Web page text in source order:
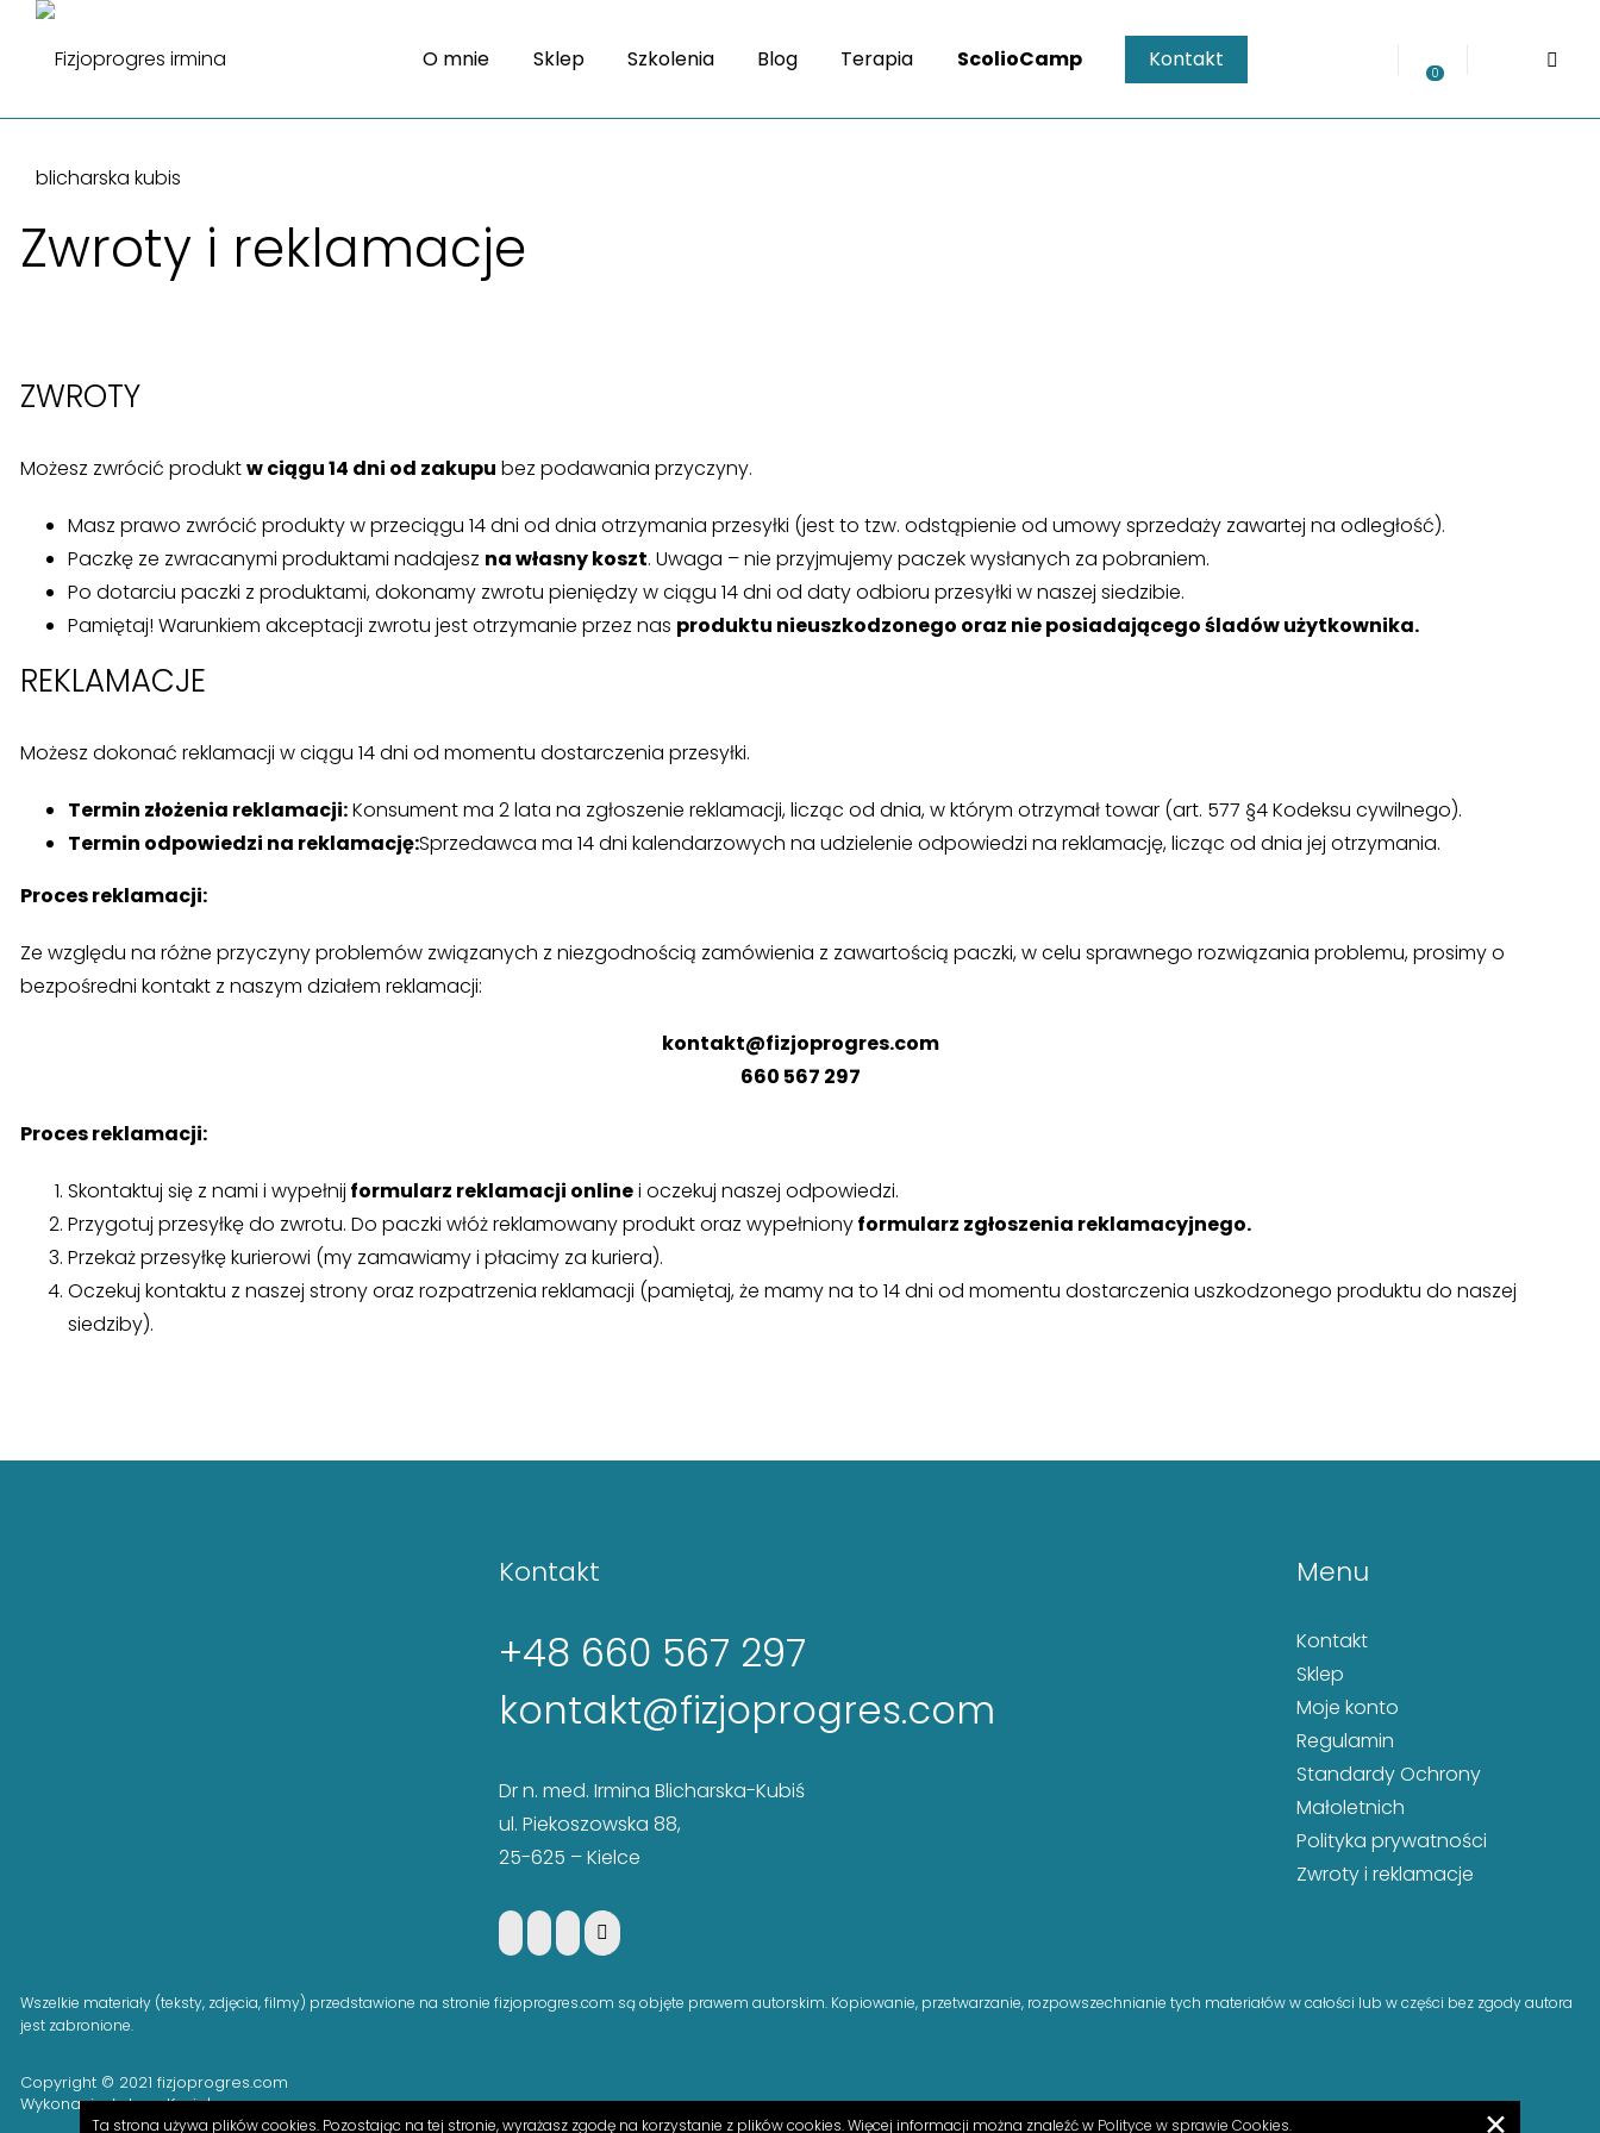
O mnie Sklep Szkolenia Blog Terapia ScolioCamp Kontakt
0
Zwroty i reklamacje
ZWROTY
Możesz zwrócić produktw ciągu 14 dni od zakupu bez podawania przyczyny.
Masz prawo zwrócić produkty w przeciągu 14 dni od dnia otrzymania przesyłki (jest to tzw. odstąpienie od umowy sprzedaży zawartej na odległość).
Paczkę ze zwracanymi produktami nadajesz na własny koszt. Uwaga – nie przyjmujemy paczek wysłanych za pobraniem.
Po dotarciu paczki z produktami, dokonamy zwrotu pieniędzy w ciągu 14 dni od daty odbioru przesyłki w naszej siedzibie.
Pamiętaj! Warunkiem akceptacji zwrotu jest otrzymanie przez nas produktu nieuszkodzonego oraz nie posiadającego śladów użytkownika.
REKLAMACJE
Możesz dokonać reklamacji w ciągu 14 dni od momentu dostarczenia przesyłki.
Termin złożenia reklamacji:Konsument ma 2 lata na zgłoszenie reklamacji, licząc od dnia, w którym otrzymał towar (art. 577 §4 Kodeksu cywilnego).
Termin odpowiedzi na reklamację:Sprzedawca ma 14 dni kalendarzowych na udzielenie odpowiedzi na reklamację, licząc od dnia jej otrzymania.
Proces reklamacji:
Ze względu na różne przyczyny problemów związanych z niezgodnością zamówienia z zawartością paczki, w celu sprawnego rozwiązania problemu, prosimy o
bezpośredni kontakt z naszym działem reklamacji:
kontakt@fizjoprogres.com
660 567 297
Proces reklamacji:
Skontaktuj się z nami i wypełnij formularz reklamacji onlinei oczekuj naszej odpowiedzi.
Przygotuj przesyłkę do zwrotu. Do paczki włóż reklamowany produkt oraz wypełnionyformularz zgłoszenia reklamacyjnego.
Przekaż przesyłkę kurierowi (my zamawiamy i płacimy za kuriera).
Oczekuj kontaktu z naszej strony oraz rozpatrzenia reklamacji (pamiętaj, że mamy na to 14 dni od momentu dostarczenia uszkodzonego produktu do naszej
siedziby).
Kontakt
+48 660 567 297
kontakt@fizjoprogres.com
Dr n. med. Irmina Blicharska-Kubiś
ul. Piekoszowska 88,
25-625 – Kielce
Menu
Kontakt
Sklep
Moje konto
Regulamin
Standardy Ochrony
Małoletnich
Polityka prywatności
Zwroty i reklamacje
Wszelkie materiały (teksty, zdjęcia, filmy) przedstawione na stronie fizjoprogres.com są objęte prawem autorskim. Kopiowanie, przetwarzanie, rozpowszechnianie tych materiałów w całości lub w części bez zgody autora
jest zabronione.
Copyright © 2021 fizjoprogres.com
Wykonanie:Łukasz Kozieł
Ta strona używa plików cookies. Pozostając na tej stronie, wyrażasz zgodę na korzystanie z plików cookies. Więcej informacji można znaleźć w Polityce w sprawie Cookies.